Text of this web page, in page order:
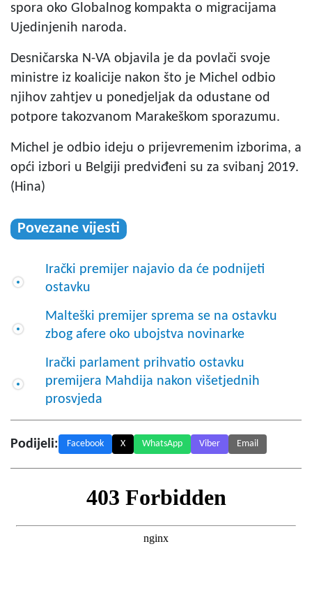
spora oko Globalnog kompakta o migracijama
Ujedinjenih naroda.
Desničarska N-VA objavila je da povlači svoje
ministre iz koalicije nakon što je Michel odbio
njihov zahtjev u ponedjeljak da odustane od
potpore takozvanom Marakeškom sporazumu.
Michel je odbio ideju o prijevremenim izborima, a
opći izbori u Belgiji predviđeni su za svibanj 2019.
(Hina)
Povezane vijesti
Irački premijer najavio da će podnijeti
ostavku
Malteški premijer sprema se na ostavku
zbog afere oko ubojstva novinarke
Irački parlament prihvatio ostavku
premijera Mahdija nakon višetjednih
prosvjeda
Podijeli: Facebook X WhatsApp Viber Email